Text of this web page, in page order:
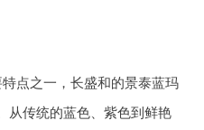
点之一，长盛和的景泰蓝玛
从传统的蓝色、紫色到鲜艳